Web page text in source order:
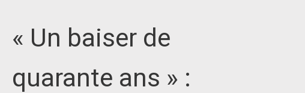
« Un baiser de
quarante ans » :